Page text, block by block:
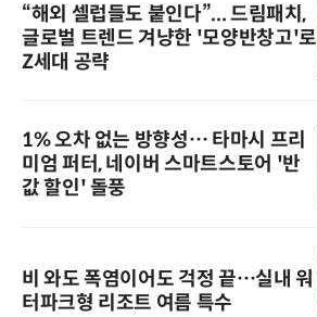
“해외 셀럽들도 붙인다”... 드림패치,
글로벌 트렌드 겨냥한 '모양반창고'로
Z세대 공략
1% 오차 없는 방향성… 타마시 프리
미엄 퍼터, 네이버 스마트스토어 '반
값 할인' 돌풍
비 와도 폭염이어도 걱정 끝…실내 워
터파크형 리조트 여름 특수